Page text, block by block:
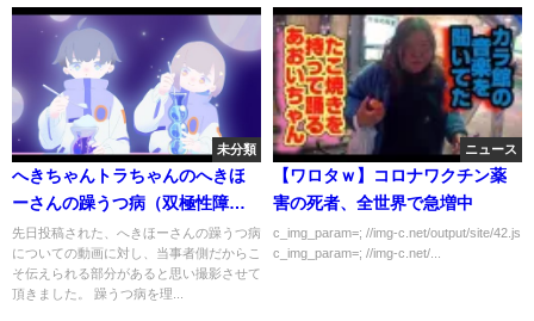
未分類
へきちゃんトラちゃんのへきほ
ーさんの躁うつ病（双極性障
害）について
先日投稿された、へきほーさんの躁うつ病
についての動画に対し、当事者側だからこ
そ伝えられる部分があると思い撮影させて
頂きました。 躁うつ病を理...
ニュース
【ワロタｗ】コロナワクチン薬
害の死者、全世界で急増中
c_img_param=; //img-c.net/output/site/42.js
c_img_param=; //img-c.net/...